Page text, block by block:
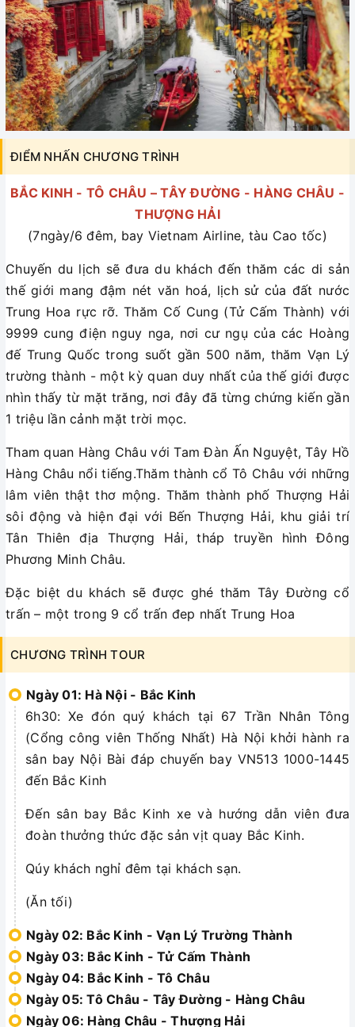
ĐIỂM NHẤN CHƯƠNG TRÌNH
BẮC KINH - TÔ CHÂU – TÂY ĐƯỜNG - HÀNG CHÂU -
THƯỢNG HẢI
(7ngày/6 đêm, bay Vietnam Airline, tàu Cao tốc)
Chuyến du lịch sẽ đưa du khách đến thăm các di sản
thế giới mang đậm nét văn hoá, lịch sử của đất nước
Trung Hoa rực rỡ. Thăm Cố Cung (Tử Cấm Thành) với
9999 cung điện nguy nga, nơi cư ngụ của các Hoàng
đế Trung Quốc trong suốt gần 500 năm, thăm Vạn Lý
trường thành - một kỳ quan duy nhất của thế giới được
nhìn thấy từ mặt trăng, nơi đây đã từng chứng kiến gần
1 triệu lần cảnh mặt trời mọc.
Tham quan Hàng Châu với Tam Đàn Ấn Nguyệt, Tây Hồ
Hàng Châu nổi tiếng.Thăm thành cổ Tô Châu với những
lâm viên thật thơ mộng. Thăm thành phố Thượng Hải
sôi động và hiện đại với Bến Thượng Hải, khu giải trí
Tân Thiên địa Thượng Hải, tháp truyền hình Đông
Phương Minh Châu.
Đặc biệt du khách sẽ được ghé thăm Tây Đường cổ
trấn – một trong 9 cổ trấn đep nhất Trung Hoa
CHƯƠNG TRÌNH TOUR
Ngày 01: Hà Nội - Bắc Kinh
6h30: Xe đón quý khách tại 67 Trần Nhân Tông
(Cổng công viên Thống Nhất) Hà Nội khởi hành ra
sân bay Nội Bài đáp chuyến bay VN513 1000-1445
đến Bắc Kinh
Đến sân bay Bắc Kinh xe và hướng dẫn viên đưa
đoàn thưởng thức đặc sản vịt quay Bắc Kinh.
Qúy khách nghỉ đêm tại khách sạn.
(Ăn tối)
Ngày 02: Bắc Kinh - Vạn Lý Trường Thành
Ngày 03: Bắc Kinh - Tử Cấm Thành
Ngày 04: Bắc Kinh - Tô Châu
Ngày 05: Tô Châu - Tây Đường - Hàng Châu
Ngày 06: Hàng Châu - Thượng Hải